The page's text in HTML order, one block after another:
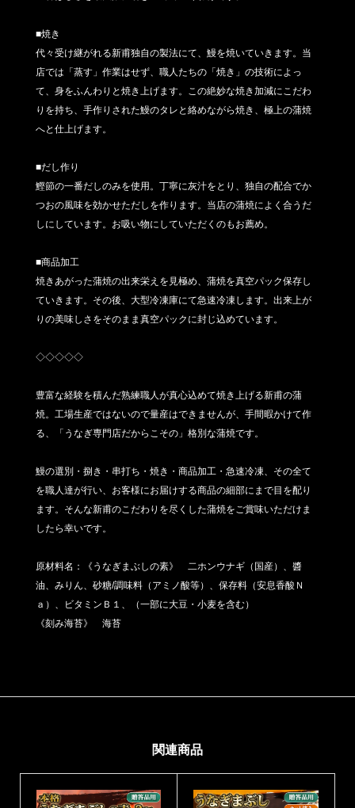
■焼き
代々受け継がれる新甫独自の製法にて、鰻を焼いていきます。当
店では「蒸す」作業はせず、職人たちの「焼き」の技術によっ
て、身をふんわりと焼き上げます。この絶妙な焼き加減にこだわ
りを持ち、手作りされた鰻のタレと絡めながら焼き、極上の蒲焼
へと仕上げます。
■だし作り
鰹節の一番だしのみを使用。丁寧に灰汁をとり、独自の配合でか
つおの風味を効かせただしを作ります。当店の蒲焼によく合うだ
しにしています。お吸い物にしていただくのもお薦め。
■商品加工
焼きあがった蒲焼の出来栄えを見極め、蒲焼を真空パック保存し
ていきます。その後、大型冷凍庫にて急速冷凍します。出来上が
りの美味しさをそのまま真空パックに封じ込めています。
◇◇◇◇◇
豊富な経験を積んだ熟練職人が真心込めて焼き上げる新甫の蒲
焼。工場生産ではないので量産はできませんが、手間暇かけて作
る、「うなぎ専門店だからこその」格別な蒲焼です。
鰻の選別・捌き・串打ち・焼き・商品加工・急速冷凍、その全て
を職人達が行い、お客様にお届けする商品の細部にまで目を配り
ます。そんな新甫のこだわりを尽くした蒲焼をご賞味いただけま
したら幸いです。
原材料名：《うなぎまぶしの素》 二ホンウナギ（国産）、醬
油、みりん、砂糖/調味料（アミノ酸等）、保存料（安息香酸Ｎ
ａ）、ビタミンＢ１、（一部に大豆・小麦を含む）
《刻み海苔》 海苔
関連商品